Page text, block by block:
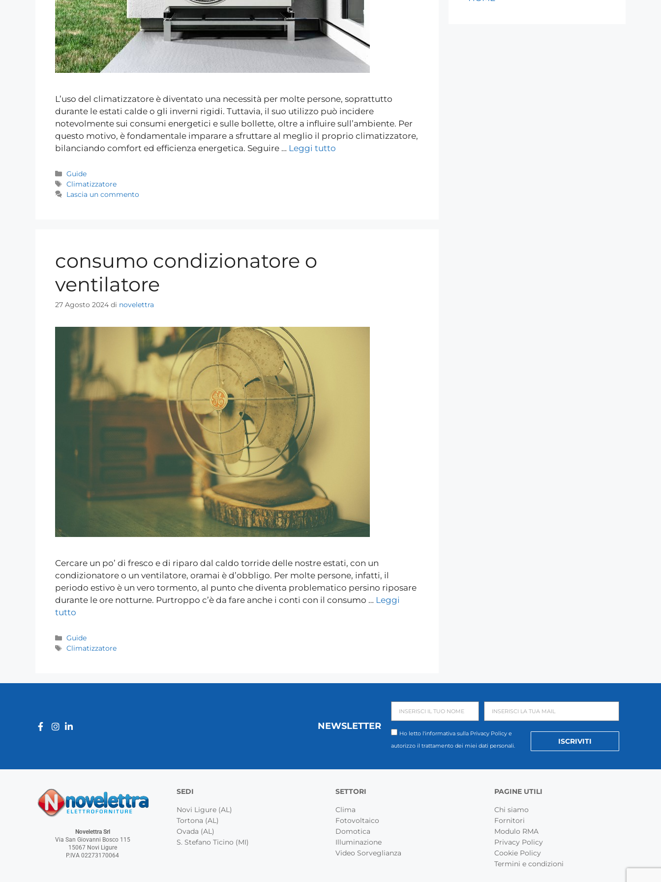
L’uso del climatizzatore è diventato una necessità per molte persone, soprattutto
durante le estati calde o gli inverni rigidi. Tuttavia, il suo utilizzo può incidere
notevolmente sui consumi energetici e sulle bollette, oltre a influire sull’ambiente. Per
questo motivo, è fondamentale imparare a sfruttare al meglio il proprio climatizzatore,
bilanciando comfort ed efficienza energetica. Seguire … Leggi tutto
Guide
Climatizzatore
Lascia un commento
consumo condizionatore o
ventilatore
27 Agosto 2024 di novelettra
Cercare un po’ di fresco e di riparo dal caldo torride delle nostre estati, con un
condizionatore o un ventilatore, oramai è d’obbligo. Per molte persone, infatti, il
periodo estivo è un vero tormento, al punto che diventa problematico persino riposare
durante le ore notturne. Purtroppo c’è da fare anche i conti con il consumo … Leggi
tutto
Guide
Climatizzatore
NEWSLETTER
Ho letto l'informativa sulla Privacy Policye
autorizzo il trattamento dei miei dati personali.
ISCRIVITI
Novelettra Srl
Via San Giovanni Bosco 115
15067 Novi Ligure
P.IVA 02273170064
SEDI
Novi Ligure (AL)
Tortona (AL)
Ovada (AL)
S. Stefano Ticino (MI)
SETTORI
Clima
Fotovoltaico
Domotica
Illuminazione
Video Sorveglianza
PAGINE UTILI
Chi siamo
Fornitori
Modulo RMA
Privacy Policy
Cookie Policy
Termini e condizioni